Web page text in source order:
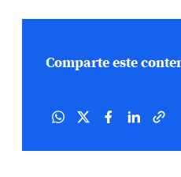
Comparte este